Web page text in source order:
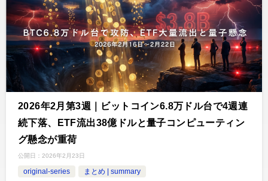
2026年2月第3週｜ビットコイン6.8万ドル台で4週連
続下落、ETF流出38億ドルと量子コンピューティン
グ懸念が重荷
公開日： 2026年2月23日
original-series まとめ | summary